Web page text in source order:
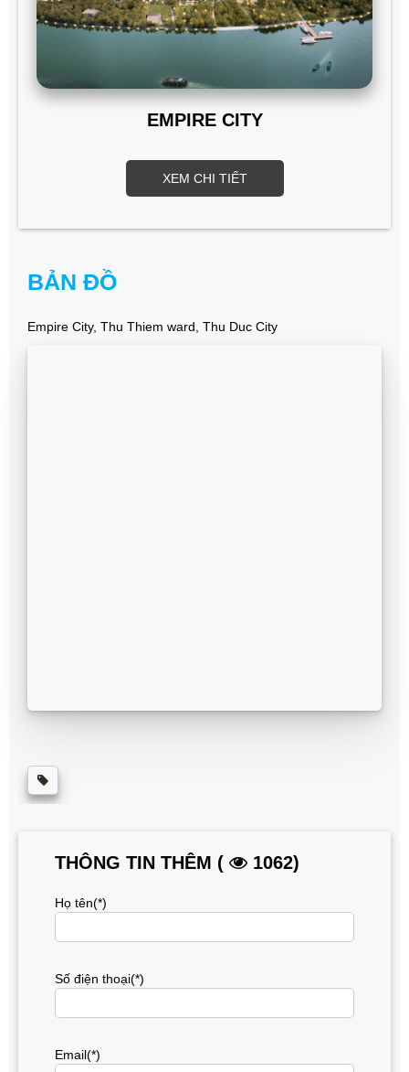
EMPIRE CITY
XEM CHI TIẾT
BẢN ĐỒ
Empire City, Thu Thiem ward, Thu Duc City
THÔNG TIN THÊM ( 1062)
Họ tên(*)
Số điện thoại(*)
Email(*)